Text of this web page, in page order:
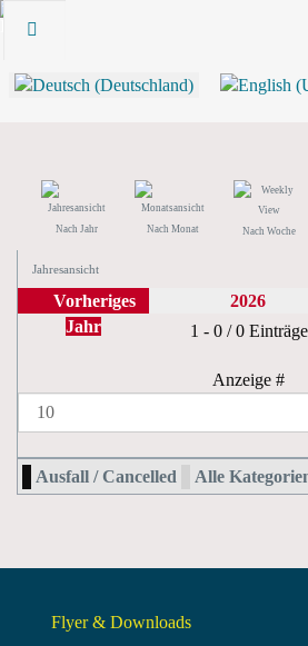
Nach Jahr Nach Monat Nach Woche
Jahresansicht
Vorheriges
Jahr
2026
Limite
1 - 0 / 0 Einträge
Anzeige #
Ausfall / Cancelled Alle
Flyer & Downloads